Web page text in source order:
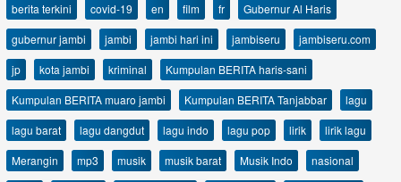
berita terkini
covid-19 en film fr
Gubernur Al Haris
gubernur jambi
jambi jambi hari ini jambiseru
jambiseru.com
jp
kota jambi kriminal
Kumpulan BERITA haris-sani
Kumpulan BERITA muaro jambi
Kumpulan BERITA Tanjabbar
lagu
lagu barat
lagu dangdut lagu indo lagu pop lirik
lirik lagu
Merangin
mp3 musik musik barat Musik Indo
nasional